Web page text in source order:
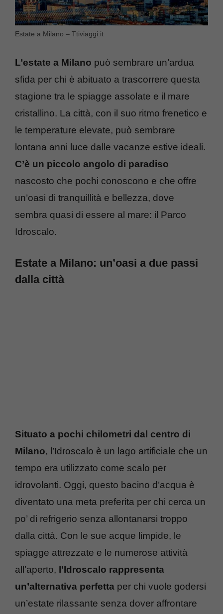
Estate a Milano – Ttiviaggi.it
L’estate a Milano può sembrare un’ardua
sfida per chi è abituato a trascorrere questa
stagione tra le spiagge assolate e il mare
cristallino. La città, con il suo ritmo frenetico e
le temperature elevate, può sembrare
lontana anni luce dalle vacanze estive ideali.
C’è un piccolo angolo di paradiso
nascosto che pochi conoscono e che offre
un’oasi di tranquillità e bellezza, dove
sembra quasi di essere al mare: il Parco
Idroscalo.
Estate a Milano: un’oasi a due passi
dalla città
Situato a pochi chilometri dal centro di
Milano, l’Idroscalo è un lago artificiale che un
tempo era utilizzato come scalo per
idrovolanti. Oggi, questo bacino d’acqua è
diventato una meta preferita per chi cerca un
po’ di refrigerio senza allontanarsi troppo
dalla città. Con le sue acque limpide, le
spiagge attrezzate e le numerose attività
all’aperto, l’Idroscalo rappresenta
un’alternativa perfetta per chi vuole godersi
un’estate rilassante senza dover affrontare